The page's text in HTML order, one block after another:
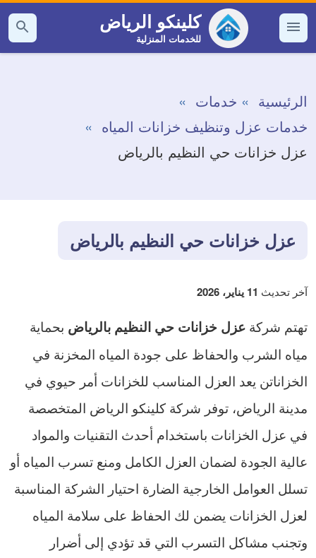
التجاوز
إلى القائمة
كلينكو الرياض
للخدمات المنزلية
بحث
عن
الرئيسية
خدمات
خدمات عزل وتنظيف خزانات المياه
عزل خزانات حي النظيم بالرياض
عزل خزانات حي النظيم بالرياض
آخر تحديث 11 يناير، 2026
تهتم شركة عزل خزانات حي النظيم بالرياض بحماية
مياه الشرب والحفاظ على جودة المياه المخزنة في
الخزاناتن يعد العزل المناسب للخزانات أمر حيوي في
مدينة الرياض، توفر شركة كلينكو الرياض المتخصصة
في عزل الخزانات باستخدام أحدث التقنيات والمواد
عالية الجودة لضمان العزل الكامل ومنع تسرب المياه أو
تسلل العوامل الخارجية الضارة احتيار الشركة المناسبة
لعزل الخزانات يضمن لك الحفاظ على سلامة المياه
وتجنب مشاكل التسرب التي قد تؤدي إلى أضرار